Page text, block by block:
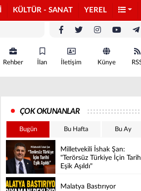
KÜLTÜR - SANAT YEREL
Rehber İlan İletişim Künye
ÇOK OKUNANLAR
Bugün Bu Hafta Bu Ay
Milletvekili İshak Şan:
"Terörsüz Türkiye İçin
Eşik Aşıldı"
Malatya Bastırıyor